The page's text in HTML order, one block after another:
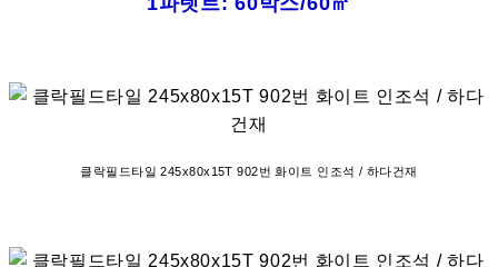
클락필드타일 245x80x15T 902번 화이트 인조석 / 하다건재